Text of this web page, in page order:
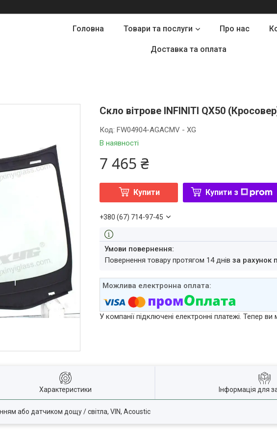
Головна Товари та послуги Про нас
Доставка та оплата
Скло вітрове INFINITI QX50
В наявності
Код:FW04904-AGACMV - XG
7 465 ₴
Купити Купити з
+380 (67) 714-97-45
повернення товару протягом 14 днівза рахунок
У компанії підключені електронні платежі. Тепер
Характеристики Інформація для
або датчиком дощу / світла, VIN, Acoustic